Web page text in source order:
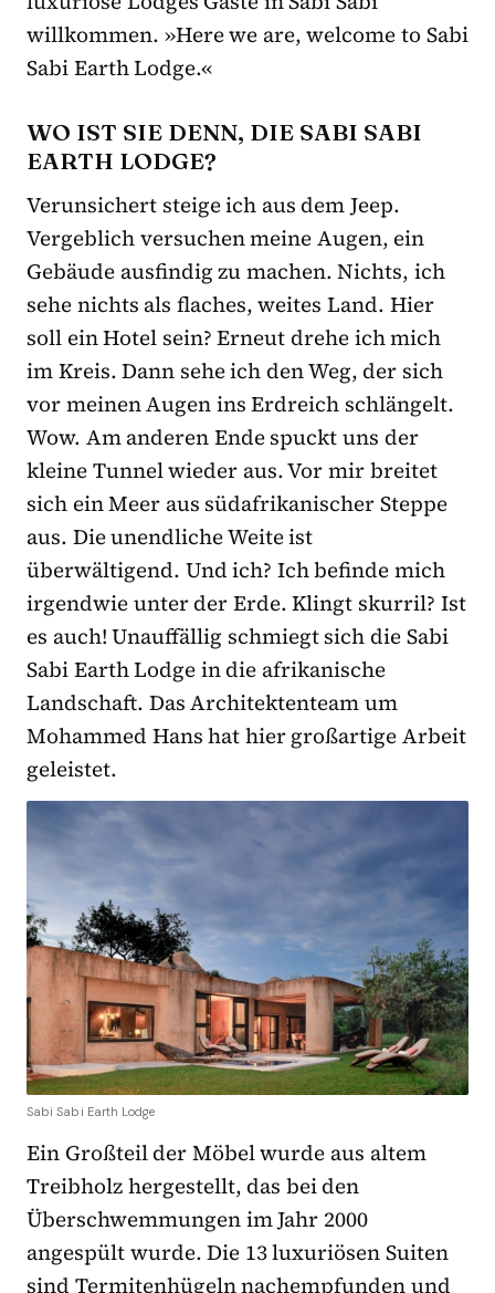
willkommen. »Here we are, welcome to Sabi
Sabi Earth Lodge.«
WO IST SIE DENN, DIE SABI SABI
EARTH LODGE?
Verunsichert steige ich aus dem Jeep.
Vergeblich versuchen meine Augen, ein
Gebäude ausfindig zu machen. Nichts, ich
sehe nichts als flaches, weites Land. Hier
soll ein Hotel sein? Erneut drehe ich mich
im Kreis. Dann sehe ich den Weg, der sich
vor meinen Augen ins Erdreich schlängelt.
Wow. Am anderen Ende spuckt uns der
kleine Tunnel wieder aus. Vor mir breitet
sich ein Meer aus südafrikanischer Steppe
aus. Die unendliche Weite ist
überwältigend. Und ich? Ich befinde mich
irgendwie unter der Erde. Klingt skurril? Ist
es auch! Unauffällig schmiegt sich die Sabi
Sabi Earth Lodge in die afrikanische
Landschaft. Das Architektenteam um
Mohammed Hans hat hier großartige Arbeit
geleistet.
Sabi Sabi Earth Lodge
Ein Großteil der Möbel wurde aus altem
Treibholz hergestellt, das bei den
Überschwemmungen im Jahr 2000
angespült wurde. Die 13 luxuriösen Suiten
sind Termitenhügeln nachempfunden und